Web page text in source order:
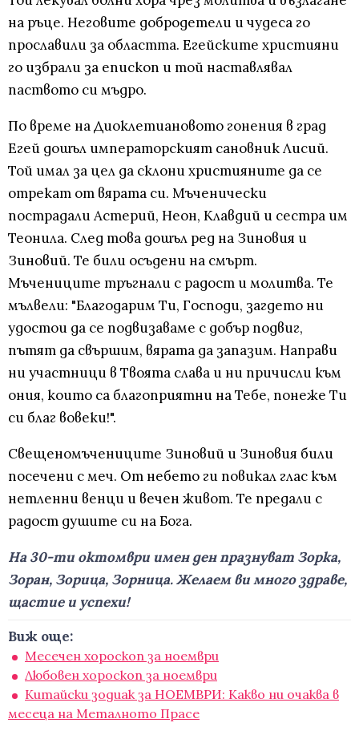
на ръце. Неговите добродетели и чудеса го
прославили за областта. Егейските християни
го избрали за епископ и той наставлявал
паството си мъдро.
По време на Диоклетиановото гонения в град
Егей дошъл императорският сановник Лисий.
Той имал за цел да склони християните да се
отрекат от вярата си. Мъченически
пострадали Астерий, Неон, Клавдий и сестра им
Теонила. След това дошъл ред на Зиновия и
Зиновий. Те били осъдени на смърт.
Мъчениците тръгнали с радост и молитва. Те
мълвели: "Благодарим Ти, Господи, загдето ни
удостои да се подвизаваме с добър подвиг,
пътят да свършим, вярата да запазим. Направи
ни участници в Твоята слава и ни причисли към
ония, които са благоприятни на Тебе, понеже Ти
си благ вовеки!".
Свещеномъчениците Зиновий и Зиновия били
посечени с меч. От небето ги повикал глас към
нетленни венци и вечен живот. Те предали с
радост душите си на Бога.
На 30-ти октомври имен ден празнуват Зорка,
Зоран, Зорица, Зорница. Желаем ви много здраве,
щастие и успехи!
Виж още:
Месечен хороскоп за ноември
Любовен хороскоп за ноември
Китайски зодиак за НОЕМВРИ: Какво ни очаква в
месеца на Металното Прасе